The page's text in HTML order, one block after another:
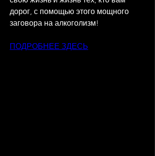
дорог, с помощью этого мощного
заговора на алкоголизм!
ПОДРОБНЕЕ ЗДЕСЬ